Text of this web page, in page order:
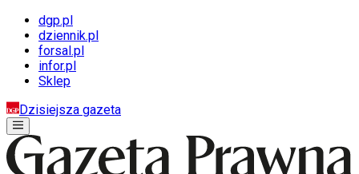
dgp.pl
dziennik.pl
forsal.pl
infor.pl
Sklep
Dzisiejsza gazeta